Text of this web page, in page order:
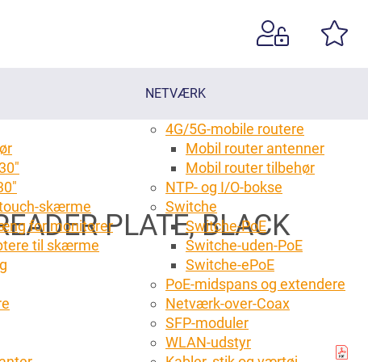
skærme
for monitorer
til skærme
NETVÆRK
4G/5G-mobile routere
Mobil router antenner
Mobil router tilbehør
NTP- og I/O-bokse
Switche
Switche-PoE
Switche-uden-PoE
Switche-ePoE
PoE-midspans og extendere
Netværk-over-Coax
SFP-moduler
WLAN-udstyr
PLATE, BLACK